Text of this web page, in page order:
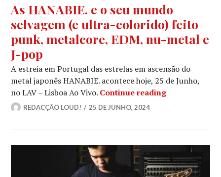
As HANABIE. e o seu mundo
selvagem (e ultra-colorido) feito
punk, metalcore, EDM, nu-metal e
J-pop
A estreia em Portugal das estrelas em ascensão do
metal japonês HANABIE. acontece hoje, 25 de Junho,
no LAV – Lisboa Ao Vivo. Continue readingAs
REDACÇÃO LOUD! 25 DE JUNHO, 2024